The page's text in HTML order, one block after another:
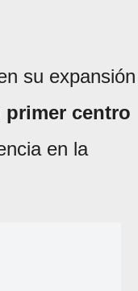
su expansión
centro
en la